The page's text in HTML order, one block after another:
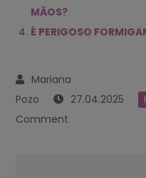
MÃOS?
É PERIGOSO
27.04.2025
Comment